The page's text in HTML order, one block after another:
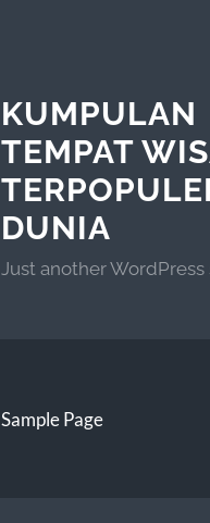
KUMPULAN
TEMPAT
DUNIA
Just another WordPress
Sample Page